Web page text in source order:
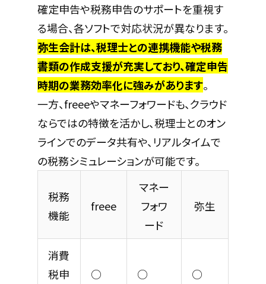
確定申告や税務申告のサポートを重視す
る場合、各ソフトで対応状況が異なります。
弥生会計は、税理士との連携機能や税務
書類の作成支援が充実しており、確定申告
時期の業務効率化に強みがあります。
一方、freeeやマネーフォワードも、クラウド
ならではの特徴を活かし、税理士とのオン
ラインでのデータ共有や、リアルタイムで
の税務シミュレーションが可能です。
税務
機能
freee
マネー
フォワ
ード
弥生
消費
税申
○ ○ ○